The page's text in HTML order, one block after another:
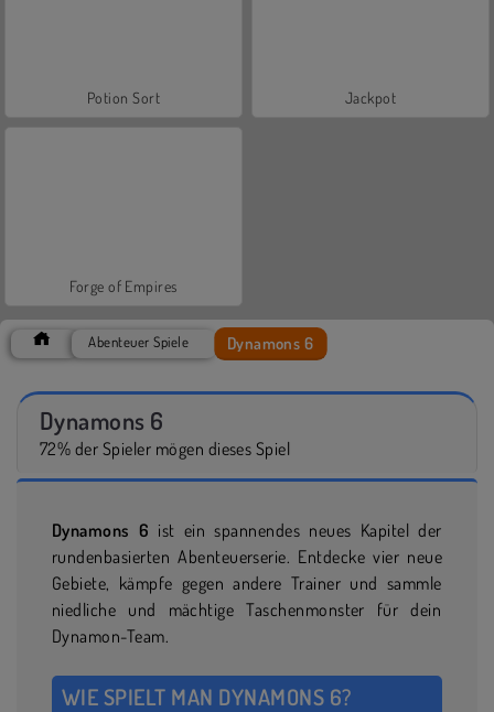
Potion Sort Jackpot
Forge of Empires
Abenteuer Spiele Dynamons 6
Dynamons 6
72% der Spieler mögen dieses Spiel
Dynamons 6 ist ein spannendes neues Kapitel der
rundenbasierten Abenteuerserie. Entdecke vier neue
Gebiete, kämpfe gegen andere Trainer und sammle
niedliche und mächtige Taschenmonster für dein
Dynamon-Team.
WIE SPIELT MAN DYNAMONS 6?